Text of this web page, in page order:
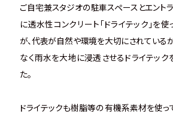
ご自宅兼スタジオの駐車スペースとエント
に透水性コンクリート「ドライテック」を
が、代表が自然や環境を大切にされている
なく雨水を大地に浸透させるドライテッ
た。
ドライテックも樹脂等の有機系素材を使